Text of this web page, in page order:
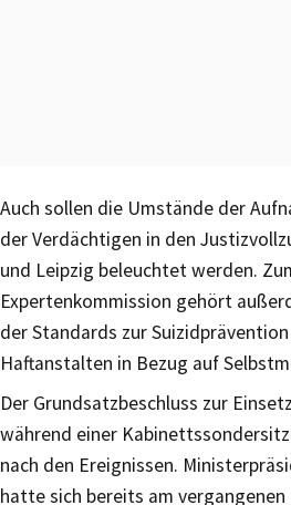
Auch sollen die Umstände der
der Verdächtigen in den
und Leipzig beleuchtet werden.
Expertenkommission gehört
der Standards zur
Haftanstalten in Bezug auf
Der Grundsatzbeschluss zur
während einer
nach den Ereignissen.
hatte sich bereits am